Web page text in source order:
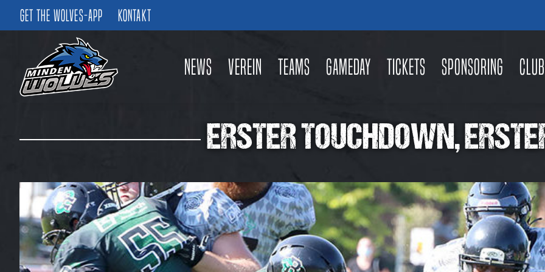
Get the Wolves-App Kontakt
News Verein Teams Gameday Tickets Sponsoring Club
ERSTER TOUCHDOWN,